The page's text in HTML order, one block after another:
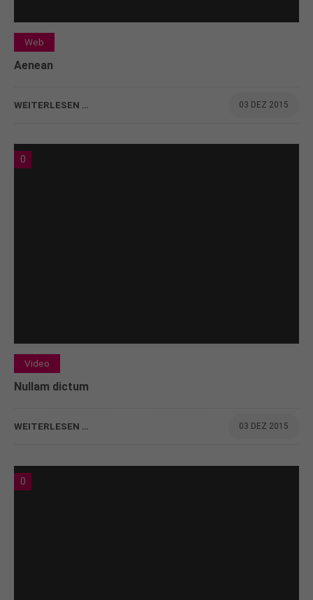
Web
Aenean
WEITERLESEN … 03 DEZ 2015
0
Video
Nullam dictum
WEITERLESEN … 03 DEZ 2015
0